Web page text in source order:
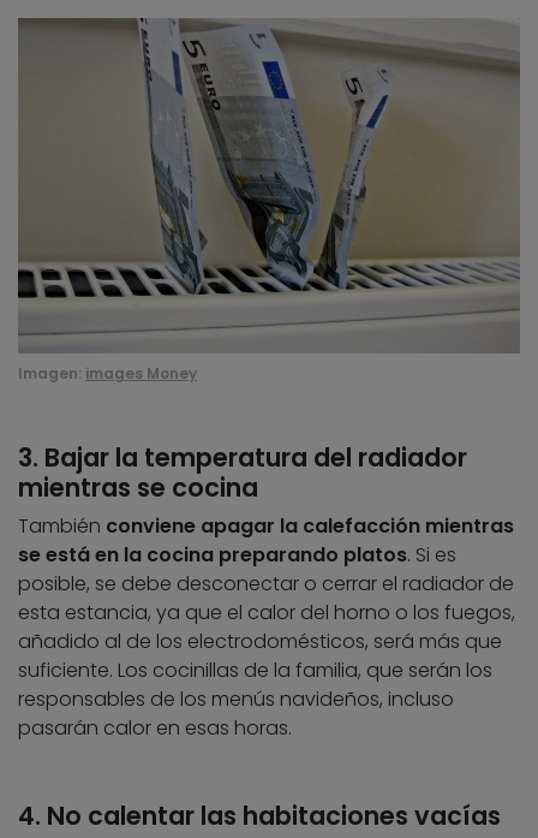
Imagen: images Money
3. Bajar la temperatura del radiador
mientras se cocina
También conviene apagar la calefacción mientras
se está en la cocina preparando platos. Si es
posible, se debe desconectar o cerrar el radiador de
esta estancia, ya que el calor del horno o los fuegos,
añadido al de los electrodomésticos, será más que
suficiente. Los cocinillas de la familia, que serán los
responsables de los menús navideños, incluso
pasarán calor en esas horas.
4. No calentar las habitaciones vacías